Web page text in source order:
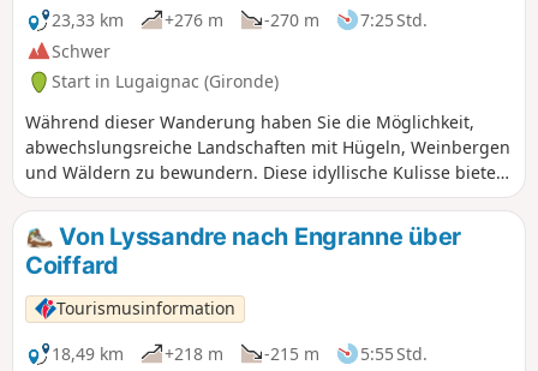
23,33 km
+276 m -270 m
7:25 Std.
Schwer
Start in Lugaignac (Gironde)
Während dieser Wanderung haben Sie die Möglichkeit,
abwechslungsreiche Landschaften mit Hügeln, Weinbergen
und Wäldern zu bewundern. Diese idyllische Kulisse bietet
eine Vielzahl bemerkenswerter Ausblicke. Unterwegs
entdecken Sie auch ein reiches architektonisches Erbe.
Burgen, Festungen und malerische Weiler säumen Ihren
Weg.
Von Lyssandre nach Engranne über
Coiffard
Tourismusinformation
18,49 km
+218 m -215 m
5:55 Std.